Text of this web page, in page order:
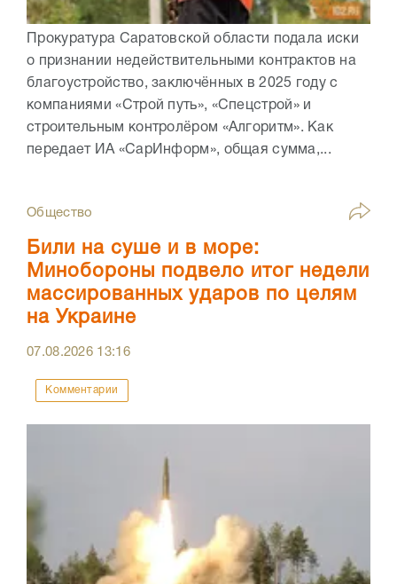
Прокуратура Саратовской области подала иски
о признании недействительными контрактов на
благоустройство, заключённых в 2025 году с
компаниями «Строй путь», «Спецстрой» и
строительным контролёром «Алгоритм». Как
передает ИА «СарИнформ», общая сумма,...
Общество
Били на суше и в море:
Минобороны подвело итог недели
массированных ударов по целям
на Украине
07.08.2026 13:16
Комментарии